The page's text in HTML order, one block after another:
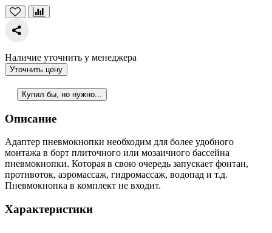
Наличие уточнить у менеджера
Уточнить цену
Купил бы, но нужно...
Описание
Адаптер пневмокнопки необходим для более удобного
монтажа в борт плиточного или мозаичного бассейна
пневмокнопки. Которая в свою очередь запускает фонтан,
противоток, аэромассаж, гидромассаж, водопад и т.д.
Пневмокнопка в комплект не входит.
Характеристики